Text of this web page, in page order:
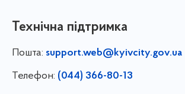
Технічна підтримка
Пошта: support.web@kyivcity.gov.ua
Телефон: (044) 366-80-13